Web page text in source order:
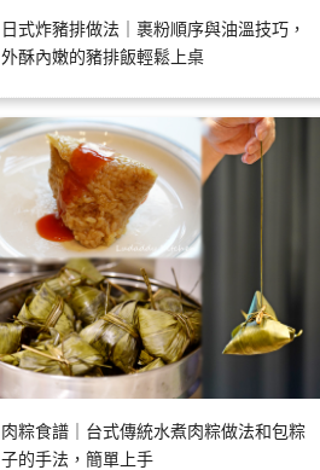
日式炸豬排做法｜裹粉順序與油溫技巧，
外酥內嫩的豬排飯輕鬆上桌
肉粽食譜｜台式傳統水煮肉粽做法和包粽
子的手法，簡單上手